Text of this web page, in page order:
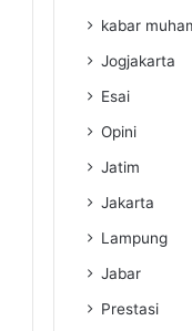
kabar
Jogjakarta
Esai
Opini
Jatim
Jakarta
Lampung
Jabar
Prestasi